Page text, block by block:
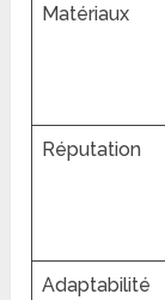
Matériaux
Réputation
Adaptabilité